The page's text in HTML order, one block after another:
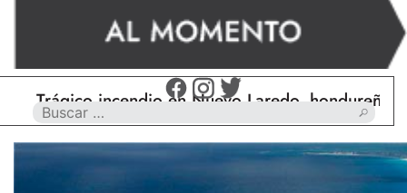
incendio en Nuevo Laredo, hondureño muere